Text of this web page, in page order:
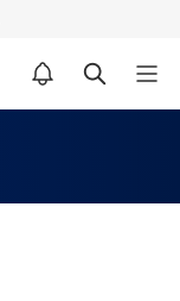
알림설정 바로가기 검색 바로가기 메뉴 열기